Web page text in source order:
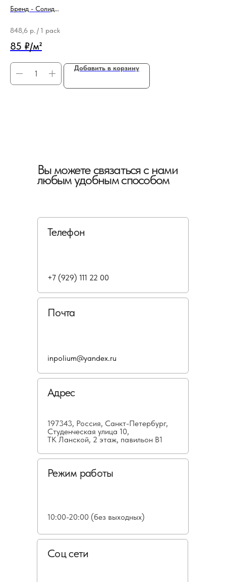
Бренд - Солид
848,6 р. / 1 pack
85 ₽/м²
Добавить в корзину
Вы можете связаться с нами
любым удобным способом
Телефон
Почта
Адрес
197343, Россия, Санкт-Петербург,
Студенческая улица 10,
ТК Ланской, 2 этаж, павильон В1
Режим работы
10:00-20:00 (без выходных)
Соц сети
+7 (929) 111 22 00
inpolium@yandex.ru